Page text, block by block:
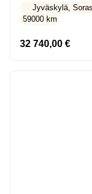
Jyväskylä,
59000 km
32 740,00 €